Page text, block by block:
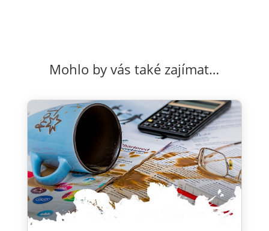
Mohlo by vás také zajímat…